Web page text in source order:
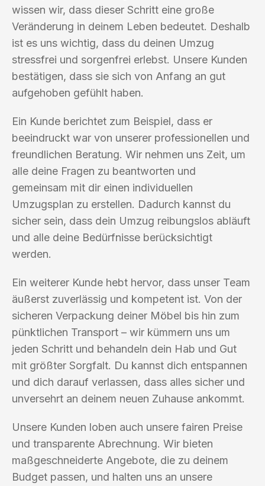
wissen wir, dass dieser Schritt eine große
Veränderung in deinem Leben bedeutet. Deshalb
ist es uns wichtig, dass du deinen Umzug
stressfrei und sorgenfrei erlebst. Unsere Kunden
bestätigen, dass sie sich von Anfang an gut
aufgehoben gefühlt haben.
Ein Kunde berichtet zum Beispiel, dass er
beeindruckt war von unserer professionellen und
freundlichen Beratung. Wir nehmen uns Zeit, um
alle deine Fragen zu beantworten und
gemeinsam mit dir einen individuellen
Umzugsplan zu erstellen. Dadurch kannst du
sicher sein, dass dein Umzug reibungslos abläuft
und alle deine Bedürfnisse berücksichtigt
werden.
Ein weiterer Kunde hebt hervor, dass unser Team
äußerst zuverlässig und kompetent ist. Von der
sicheren Verpackung deiner Möbel bis hin zum
pünktlichen Transport – wir kümmern uns um
jeden Schritt und behandeln dein Hab und Gut
mit größter Sorgfalt. Du kannst dich entspannen
und dich darauf verlassen, dass alles sicher und
unversehrt an deinem neuen Zuhause ankommt.
Unsere Kunden loben auch unsere fairen Preise
und transparente Abrechnung. Wir bieten
maßgeschneiderte Angebote, die zu deinem
Budget passen, und halten uns an unsere